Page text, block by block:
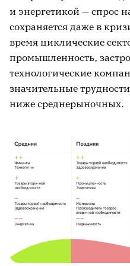
и энергетикой — спрос
сохраняется даже в
время циклические
промышленность,
технологические
значительные
ниже среднерыночных.